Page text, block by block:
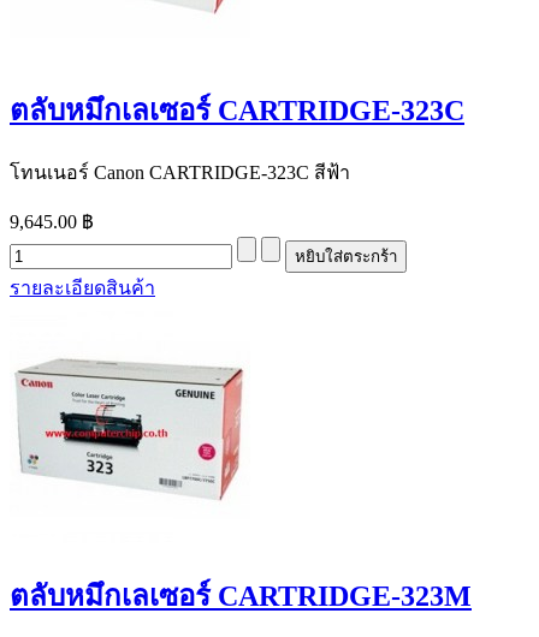
ตลับหมึกเลเซอร์ CARTRIDGE-323C
โทนเนอร์ Canon CARTRIDGE-323C สีฟ้า
9,645.00 ฿
รายละเอียดสินค้า
ตลับหมึกเลเซอร์ CARTRIDGE-323M